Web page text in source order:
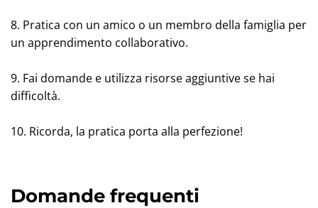
8. Pratica con un amico o un membro della famiglia per
un apprendimento collaborativo.
9. Fai domande e utilizza risorse aggiuntive se hai
difficoltà.
10. Ricorda, la pratica porta alla perfezione!
Domande frequenti